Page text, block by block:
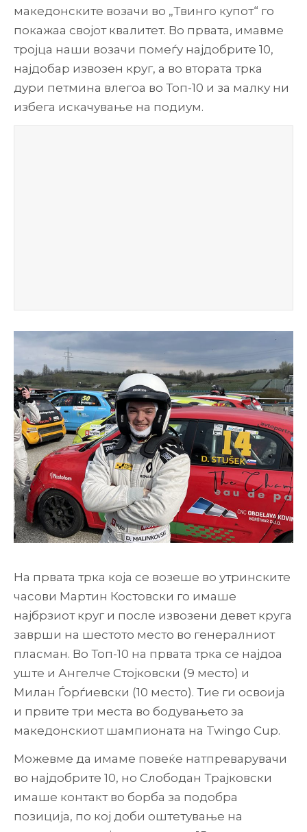
македонските возачи во „Твинго купот“ го
покажаа својот квалитет. Во првата, имавме
тројца наши возачи помеѓу најдобрите 10,
најдобар извозен круг, а во втората трка
дури петмина влегоа во Топ-10 и за малку ни
избега искачување на подиум.
На првата трка која се возеше во утринските
часови Мартин Костовски го имаше
најбрзиот круг и после извозени девет круга
заврши на шестото место во генералниот
пласман. Во Топ-10 на првата трка се најдоа
уште и Ангелче Стојковски (9 место) и
Милан Ѓорѓиевски (10 место). Тие ги освоија
и првите три места во бодувањето за
македонскиот шампионата на Twingo Cup.
Можевме да имаме повеќе натпреварувачи
во најдобрите 10, но Слободан Трајковски
имаше контакт во борба за подобра
позиција, по кој доби оштетување на